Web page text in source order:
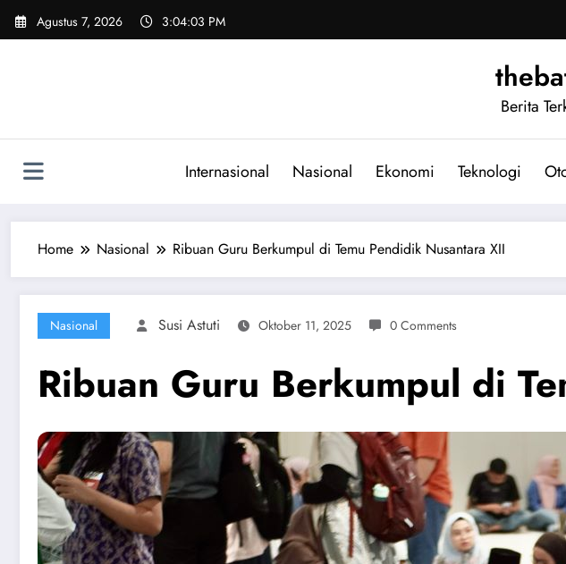
Skip
Agustus 7, 2026 3:04:04 PM
Berita
Internasional Nasional Ekonomi Teknologi
Home Nasional Ribuan Guru Berkumpul di Temu Pendidik Nusantara XII
Nasional Susi Astuti Oktober 11, 2025 0 Comments
Ribuan Guru Berkumpul di